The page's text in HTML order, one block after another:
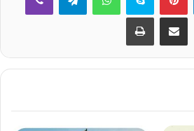
اشتراک گذاری از طریق ایمیل چاپ